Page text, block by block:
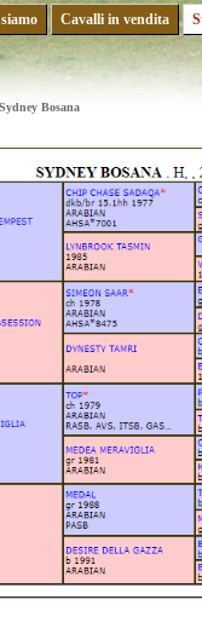
Cavalli in vendita
Bosana